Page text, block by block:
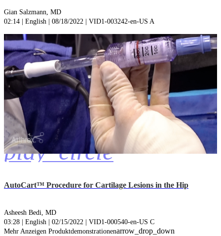
Gian Salzmann, MD
02:14 | English | 08/18/2022 | VID1-003242-en-US A
play_circle
AutoCart™ Procedure for Cartilage Lesions in the Hip
Asheesh Bedi, MD
03:28 | English | 02/15/2022 | VID1-000540-en-US C
Mehr Anzeigen Produktdemonstrationenarrow_drop_down